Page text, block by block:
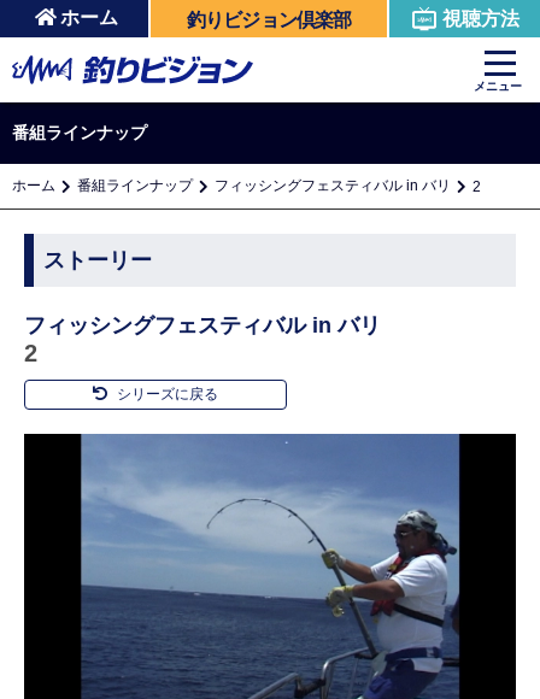
ホーム 釣りビジョン倶楽部 視聴方法
メニュー
番組ラインナップ
ホーム 番組ラインナップ フィッシングフェスティバル in バリ 2
ストーリー
フィッシングフェスティバル in バリ
2
シリーズに戻る